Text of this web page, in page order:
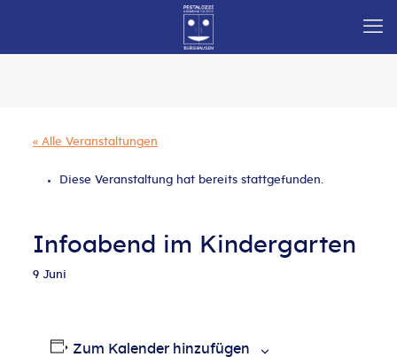
« Alle Veranstaltungen
Diese Veranstaltung hat bereits stattgefunden.
Infoabend im Kindergarten
9 Juni
Zum Kalender hinzufügen